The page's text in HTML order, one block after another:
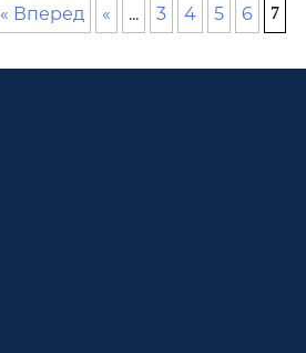
« Вперед « ... 3 4 5 6 7